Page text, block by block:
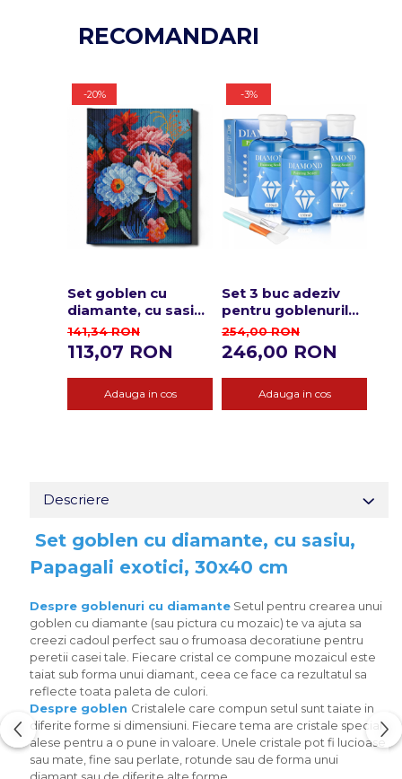
RECOMANDARI
-20%
Set goblen cu
diamante, cu sasiu,
Flori in vaza, 30x40
cm
141,34 RON
113,07 RON
Adauga in cos
-3%
Set 3 buc adeziv
pentru goblenurile
cu diamante, cu
pensule, 450 ml
254,00 RON
246,00 RON
Adauga in cos
Descriere
Set goblen cu diamante, cu sasiu,
Papagali exotici, 30x40 cm
Despre goblenuri cu diamante Setul pentru crearea unui
goblen cu diamante (sau pictura cu mozaic) te va ajuta sa
creezi cadoul perfect sau o frumoasa decoratiune pentru
peretii casei tale. Fiecare cristal ce compune mozaicul este
taiat sub forma unui diamant, ceea ce face ca rezultatul sa
reflecte toata paleta de culori.
Despre goblen Cristalele care compun setul sunt taiate in
diferite forme si dimensiuni. Fiecare tema are cristale special
alese pentru a o pune in valoare. Unele cristale pot fi lucioase
sau mate, fine sau perlate, rotunde sau de forma unui
diamant sau de diferite alte forme.